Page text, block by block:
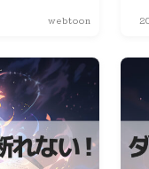
webtoon